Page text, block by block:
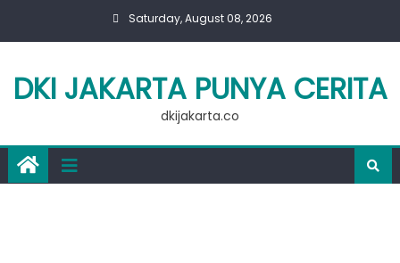
Saturday, August 08, 2026
DKI JAKARTA PUNYA CERITA
dkijakarta.co